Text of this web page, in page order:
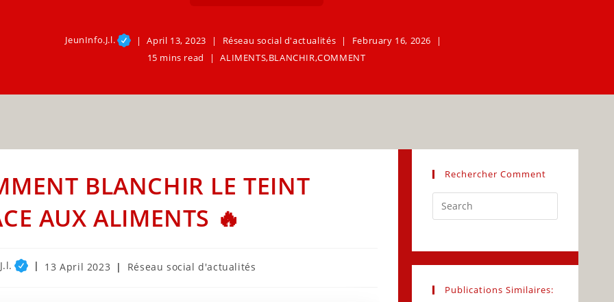
JeunInfo.J.l. April 13, 2023 Réseau social d'actualités
February 16, 2026
15 mins read
ALIMENTS,BLANCHIR,COMMENT
BLANCHIR LE TEINT
AUX ALIMENTS 🔥
Post
13 April 2023
Post
Réseau social d'actualités
Rechercher Comment
Escape
close
the
Publications Similaires: